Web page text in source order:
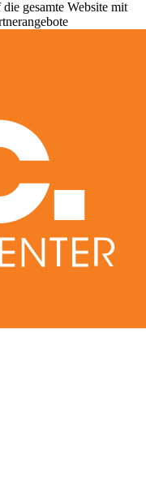
gesamte Website mit